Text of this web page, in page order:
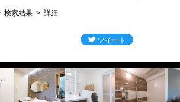
検索結果 詳細